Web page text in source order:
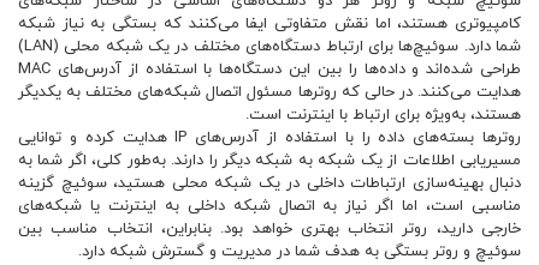
کامپیوتری هستند، اما نقش متفاوتی ایفا می‌کنند که بستگی به نیاز شبکه
شما دارد. سوئیچ‌ها برای ارتباط دستگاه‌های مختلف در یک شبکه محلی (LAN)
طراحی شده‌اند و داده‌ها را بین این دستگاه‌ها با استفاده از آدرس‌های MAC
هدایت می‌کنند. در حالی که روترها مسئول اتصال شبکه‌های مختلف به یکدیگر
هستند، به‌ویژه برای ارتباط با اینترنت است.
روترها بسته‌های داده را با استفاده از آدرس‌های IP هدایت کرده و توانایی
مسیریابی اطلاعات از یک شبکه به شبکه دیگر را دارند. به‌طور کلی، اگر شما به
دنبال بهینه‌سازی ارتباطات داخلی در یک شبکه محلی هستید، سوئیچ گزینه
مناسبی است، اما اگر نیاز به اتصال شبکه داخلی به اینترنت یا شبکه‌های
خارجی دارید، روتر انتخاب بهتری خواهد بود. بنابراین، انتخاب مناسب بین
سوئیچ و روتر بستگی به هدف شما در مدیریت و گسترش شبکه دارد.